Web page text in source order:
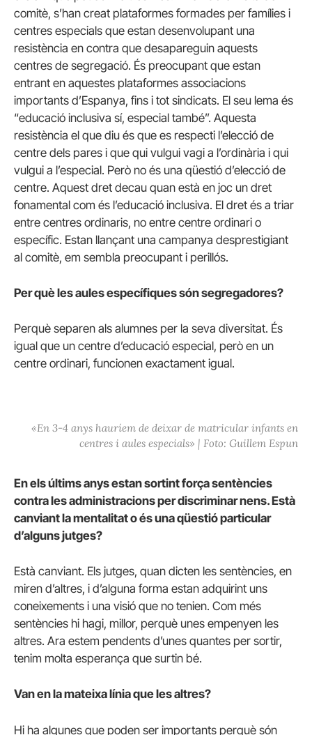
comitè, s’han creat plataformes formades per famílies i
centres especials que estan desenvolupant una
resistència en contra que desapareguin aquests
centres de segregació. És preocupant que estan
entrant en aquestes plataformes associacions
importants d’Espanya, fins i tot sindicats. El seu lema és
“educació inclusiva sí, especial també”. Aquesta
resistència el que diu és que es respecti l’elecció de
centre dels pares i que qui vulgui vagi a l’ordinària i qui
vulgui a l’especial. Però no és una qüestió d’elecció de
centre. Aquest dret decau quan està en joc un dret
fonamental com és l’educació inclusiva. El dret és a triar
entre centres ordinaris, no entre centre ordinari o
específic. Estan llançant una campanya desprestigiant
al comitè, em sembla preocupant i perillós.
Per què les aules específiques són segregadores?
Perquè separen als alumnes per la seva diversitat. És
igual que un centre d’educació especial, però en un
centre ordinari, funcionen exactament igual.
«En 3-4 anys hauríem de deixar de matricular infants en
centres i aules especials» | Foto: Guillem Espun
En els últims anys estan sortint força sentències
contra les administracions per discriminar nens. Està
canviant la mentalitat o és una qüestió particular
d’alguns jutges?
Està canviant. Els jutges, quan dicten les sentències, en
miren d’altres, i d’alguna forma estan adquirint uns
coneixements i una visió que no tenien. Com més
sentències hi hagi, millor, perquè unes empenyen les
altres. Ara estem pendents d’unes quantes per sortir,
tenim molta esperança que surtin bé.
Van en la mateixa línia que les altres?
Hi ha algunes que poden ser importants perquè són